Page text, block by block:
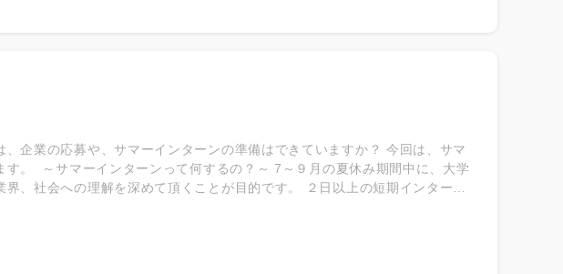
企業の応募や、サマーインターンの準備はできていますか？ 今回は、サマ
。 ～サマーインターンって何するの？～ 7～９月の夏休み期間中に、大学
、社会への理解を深めて頂くことが目的です。 ２日以上の短期インターン